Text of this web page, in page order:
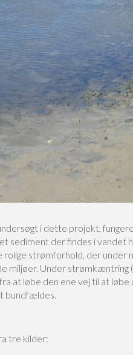
i dette projekt,
sediment der findes i vandet
strømforhold, der under
miljøer. Under strømkæntring
at løbe den ene vej til at løbe
bundfældes.
tre kilder: